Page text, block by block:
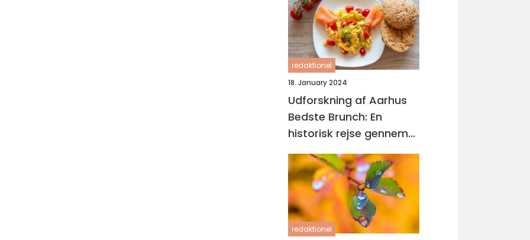
redaktionel
18. January 2024
Udforskning af Aarhus
Bedste Brunch: En
historisk rejse gennem
gastronomisk
mangfoldighed
redaktionel